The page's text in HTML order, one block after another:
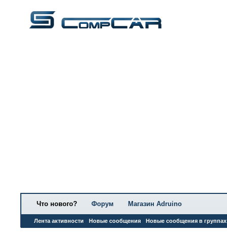
Что нового?
Лента активности Новые сообщения Новые сообщения в группах
Форум Магазин Adruino